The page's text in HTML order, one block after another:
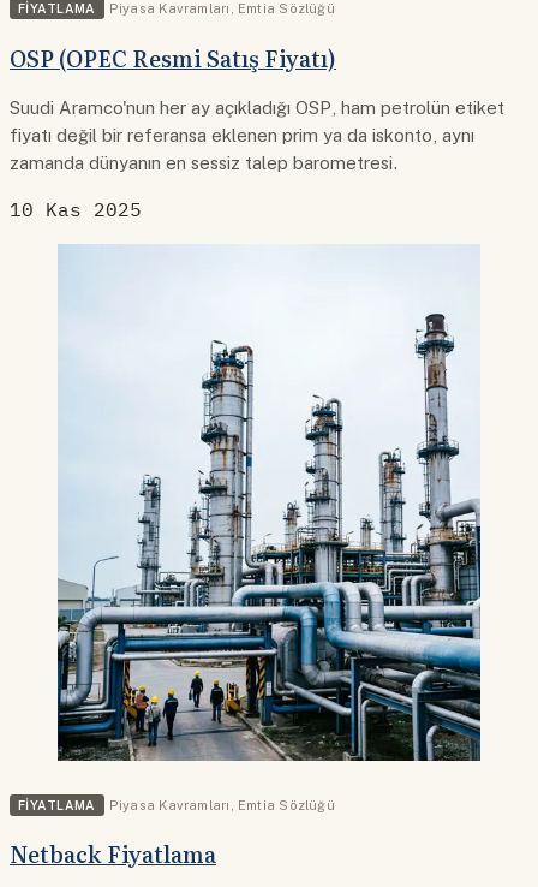
FIYATLAMA Piyasa Kavramları , Emtia Sözlüğü
OSP (OPEC Resmi Satış Fiyatı)
Suudi Aramco'nun her ay açıkladığı OSP, ham petrolün etiket
fiyatı değil bir referansa eklenen prim ya da iskonto, aynı
zamanda dünyanın en sessiz talep barometresi.
10 Kas 2025
FIYATLAMA Piyasa Kavramları Emtia Sözlüğü
Netback Fiyatlama